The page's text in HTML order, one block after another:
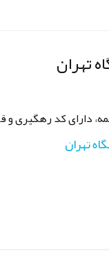
تهران
دارای کد رهگیری
تهران